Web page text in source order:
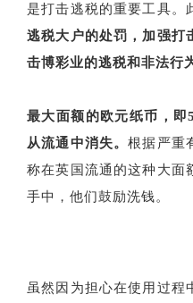
是打击逃税的重要工具。
逃税大户的处罚，加强打
击博彩业的逃税和非法行
最大面额的欧元纸币，
从流通中消失。根据严重
称在英国流通的这种大面
手中，他们鼓励洗钱。
虽然因为担心在使用过程